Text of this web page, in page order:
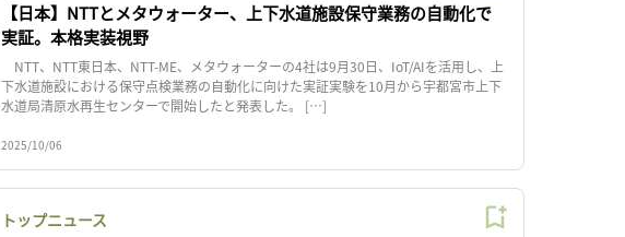
【日本】NTTとメタウォーター、上下水道施設保守業務の自動化で
実証。本格実装視野
NTT、NTT東日本、NTT-ME、メタウォーターの4社は9月30日、IoT/AIを活用し、上
下水道施設における保守点検業務の自動化に向けた実証実験を10月から宇都宮市上下
水道局清原水再生センターで開始したと発表した。 […]
2025/10/06
トップニュース